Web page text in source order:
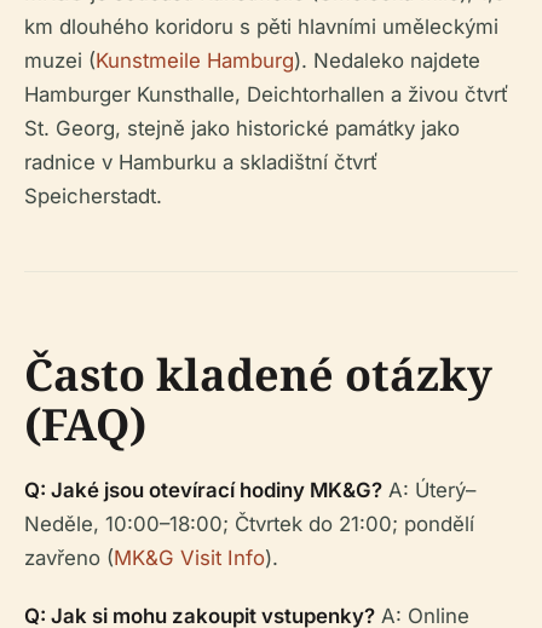
km dlouhého koridoru s pěti hlavními uměleckými
muzei (Kunstmeile Hamburg). Nedaleko najdete
Hamburger Kunsthalle, Deichtorhallen a živou čtvrť
St. Georg, stejně jako historické památky jako
radnice v Hamburku a skladištní čtvrť
Speicherstadt.
Často kladené otázky
(FAQ)
Q: Jaké jsou otevírací hodiny MK&G? A: Úterý–
Neděle, 10:00–18:00; Čtvrtek do 21:00; pondělí
zavřeno (MK&G Visit Info).
Q: Jak si mohu zakoupit vstupenky? A: Online